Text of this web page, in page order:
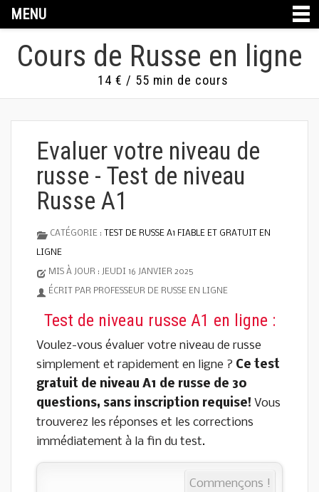
MENU
Cours de Russe en ligne
14 € / 55 min de cours
Evaluer votre niveau de
russe - Test de niveau
Russe A1
CATÉGORIE : TEST DE RUSSE A1 FIABLE ET GRATUIT EN
LIGNE
MIS À JOUR : JEUDI 16 JANVIER 2025
ÉCRIT PAR PROFESSEUR DE RUSSE EN LIGNE
Test de niveau russe A1 en ligne :
Voulez-vous évaluer votre niveau de russe
simplement et rapidement en ligne ? Ce test
gratuit de niveau A1 de russe de 30
questions, sans inscription requise! Vous
trouverez les réponses et les corrections
immédiatement à la fin du test.
Commençons !